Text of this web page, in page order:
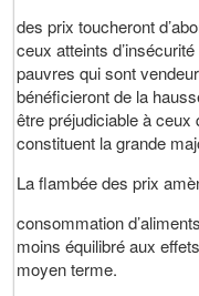
des prix toucheront
ceux atteints
pauvres qui sont
bénéficieront de la
être préjudiciable à
constituent la grande
La flambée des prix
consommation
moins équilibré aux
moyen terme.